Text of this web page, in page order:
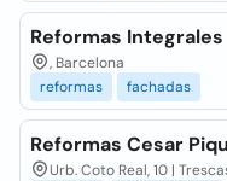
Reformas Integrales
, Barcelona
reformas
fachadas
Reformas Cesar
Urb. Coto Real, 10 |